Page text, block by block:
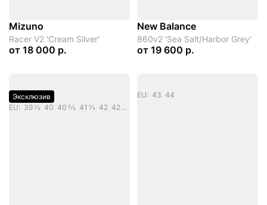
Mizuno
Racer V2 'Cream Silver'
от 18 000 р.
New Balance
860v2 'Sea Salt/Harbor Grey'
от 19 600 р.
Эксклюзив
EU: 39 1/3 40 40 2/3 41 1/3 42 42 2/3 43 1/3 44 44 2/3 45 1/3 46 46 2/3 47 1/3
EU: 43 44